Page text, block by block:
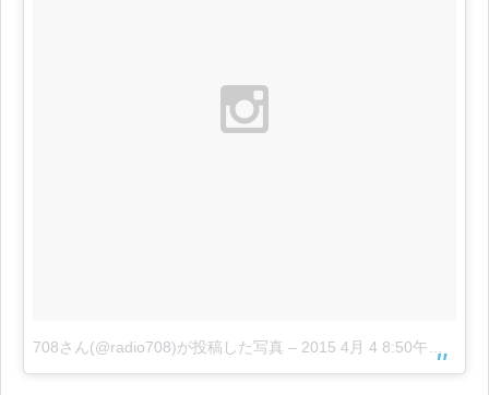
708さん(@radio708)が投稿した写真 – 2015 4月 4 8:50午後 PDT